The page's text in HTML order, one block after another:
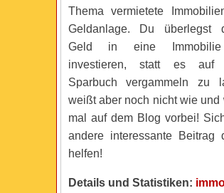
Thema vermietete
Geldanlage. Du überlegst
Geld in eine
investieren, statt es auf
Sparbuch vergammeln zu
weißt aber noch nicht wie und
mal auf dem Blog vorbei!
andere interessante
helfen!
Details und Statistiken: